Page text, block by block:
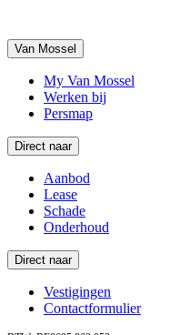
Van Mossel
My Van Mossel
Werken bij
Persmap
Direct naar
Aanbod
Lease
Schade
Onderhoud
Direct naar
Vestigingen
Contactformulier